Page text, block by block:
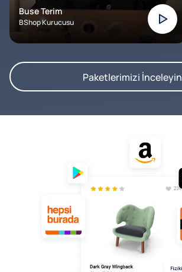
Buse Terim
BShop Kurucusu
Paketlerimizi İnceleyin